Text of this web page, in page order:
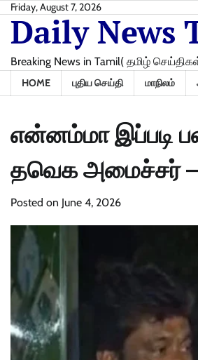
Skip
content
Friday, August 7, 2026
Daily News
Breaking News in Tamil( தமிழ்
HOME புதிய செய்தி மாநிலம்
என்னம்மா இப்படி
தவெக அமைச்சர் –
Posted on June 4, 2026